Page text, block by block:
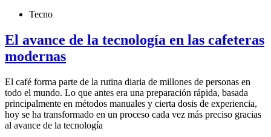
Tecno
El avance de la tecnología en las cafeteras
modernas
El café forma parte de la rutina diaria de millones de personas en
todo el mundo. Lo que antes era una preparación rápida, basada
principalmente en métodos manuales y cierta dosis de experiencia,
hoy se ha transformado en un proceso cada vez más preciso gracias
al avance de la tecnología